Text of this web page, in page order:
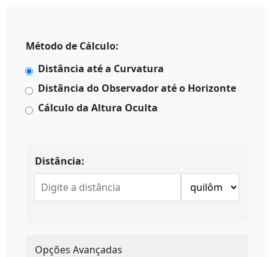
Método de Cálculo:
Distância até a Curvatura
Distância do Observador até o Horizonte
Cálculo da Altura Oculta
Distância:
Opções Avançadas